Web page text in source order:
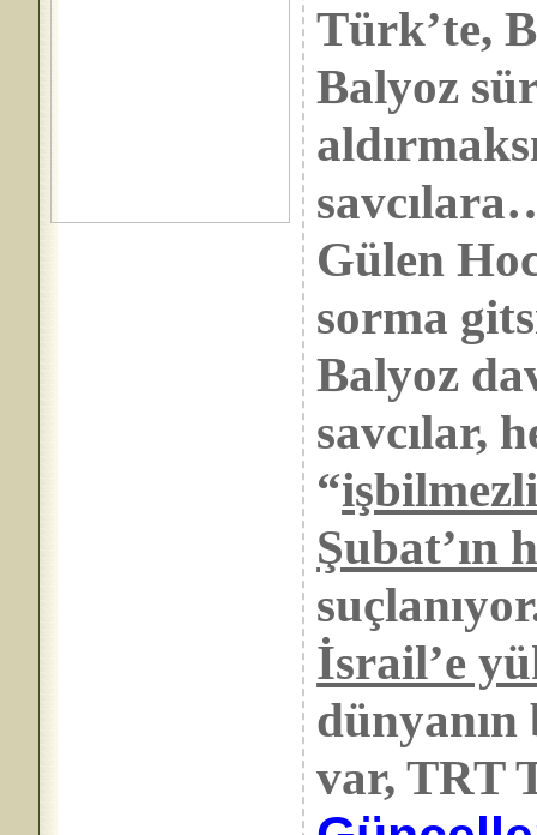
Türk’te,
Balyoz
Gülen
sorma
Balyoz
savcılar,
“
Şubat’ın
İsrail’e
var, TRT